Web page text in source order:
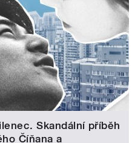
Skandální příběh
Číňana a